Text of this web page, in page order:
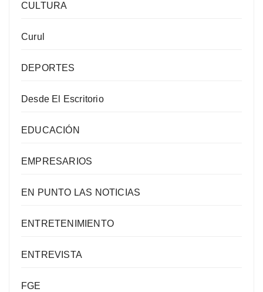
CULTURA
Curul
DEPORTES
Desde El Escritorio
EDUCACIÓN
EMPRESARIOS
EN PUNTO LAS NOTICIAS
ENTRETENIMIENTO
ENTREVISTA
FGE